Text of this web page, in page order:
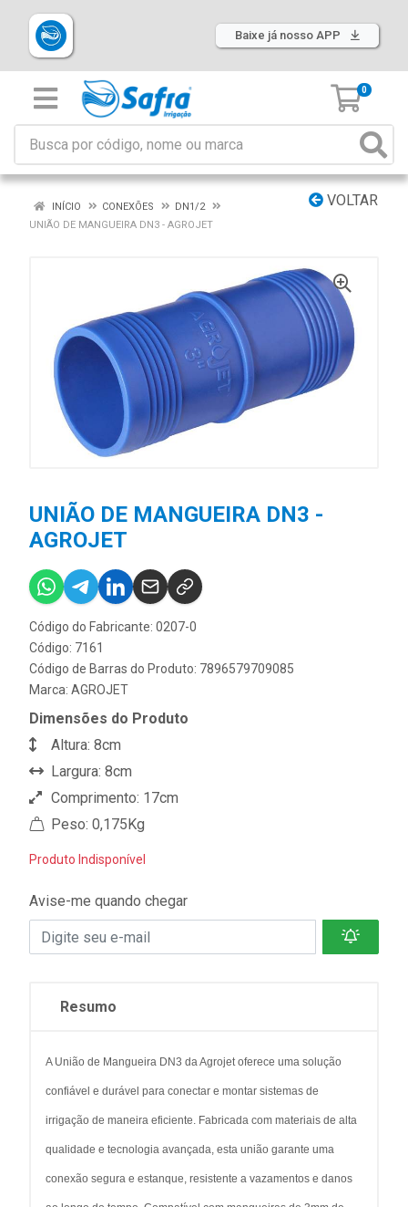
Baixe já nosso APP
0
VOLTAR
INÍCIO CONEXÕES
DN1/2
UNIÃO DE MANGUEIRA DN3 - AGROJET
UNIÃO DE MANGUEIRA DN3 -
AGROJET
Código do Fabricante: 0207-0
Código: 7161
Código de Barras do Produto: 7896579709085
Marca: AGROJET
Dimensões do Produto
Altura: 8cm
Largura: 8cm
Comprimento: 17cm
Peso: 0,175Kg
Produto Indisponível
Avise-me quando chegar
Resumo
A União de Mangueira DN3 da Agrojet oferece uma solução
confiável e durável para conectar e montar sistemas de
irrigação de maneira eficiente. Fabricada com materiais de alta
qualidade e tecnologia avançada, esta união garante uma
conexão segura e estanque, resistente a vazamentos e danos